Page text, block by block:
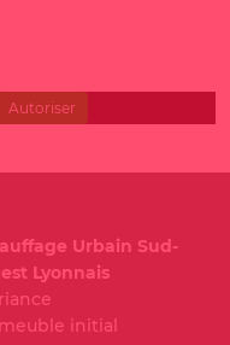
Autoriser
Urbain Sud-
Lyonnais
initial